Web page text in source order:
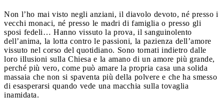
Non l’ho mai visto negli anziani, il diavolo devoto, né presso i
vecchi monaci, né presso le madri di famiglia o presso gli
sposi fedeli… Hanno vissuto la prova, il sanguinolento
dell’anima, la lotta contro le passioni, la pazienza dell’amore
vissuto nel corso del quotidiano. Sono tornati indietro dalle
loro illusioni sulla Chiesa e la amano di un amore più grande,
perché più vero, come può amare la propria casa una solida
massaia che non si spaventa più della polvere e che ha smesso
di esasperarsi quando vede una macchia sulla tovaglia
inamidata.